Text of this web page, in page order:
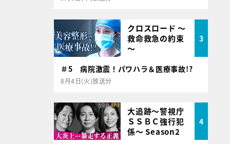
クロスロード ～
救命救急の約束
～
3
＃5 病院激震！パワハラ＆医療事故!?
8月4日(火)放送分
大追跡～警視庁
ＳＳＢＣ強行犯
係～ Season2
4